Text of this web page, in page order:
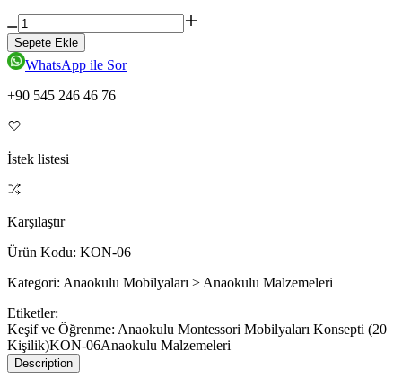
Sepete Ekle
WhatsApp ile Sor
+90 545 246 46 76
İstek listesi
Karşılaştır
Ürün Kodu: KON-06
Kategori: Anaokulu Mobilyaları > Anaokulu Malzemeleri
Etiketler:
Keşif ve Öğrenme: Anaokulu Montessori Mobilyaları Konsepti (20
Kişilik)KON-06Anaokulu Malzemeleri
Description